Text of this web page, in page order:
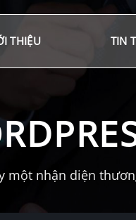
THIỆU TIN
một nhận diện